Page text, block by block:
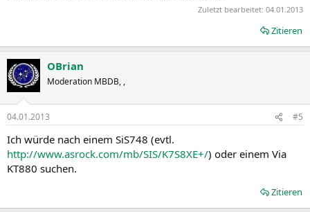
Zuletzt bearbeitet: 04.01.2013
Zitieren
OBrian
Moderation MBDB, ,
04.01.2013 #5
Ich würde nach einem SiS748 (evtl.
http://www.asrock.com/mb/SIS/K7S8XE+/) oder einem Via
KT880 suchen.
Zitieren